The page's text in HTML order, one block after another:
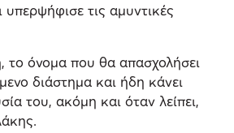
τις αμυντικές
το όνομα που θα απασχολήσει
διάστημα και ήδη κάνει
του, ακόμη και όταν λείπει,